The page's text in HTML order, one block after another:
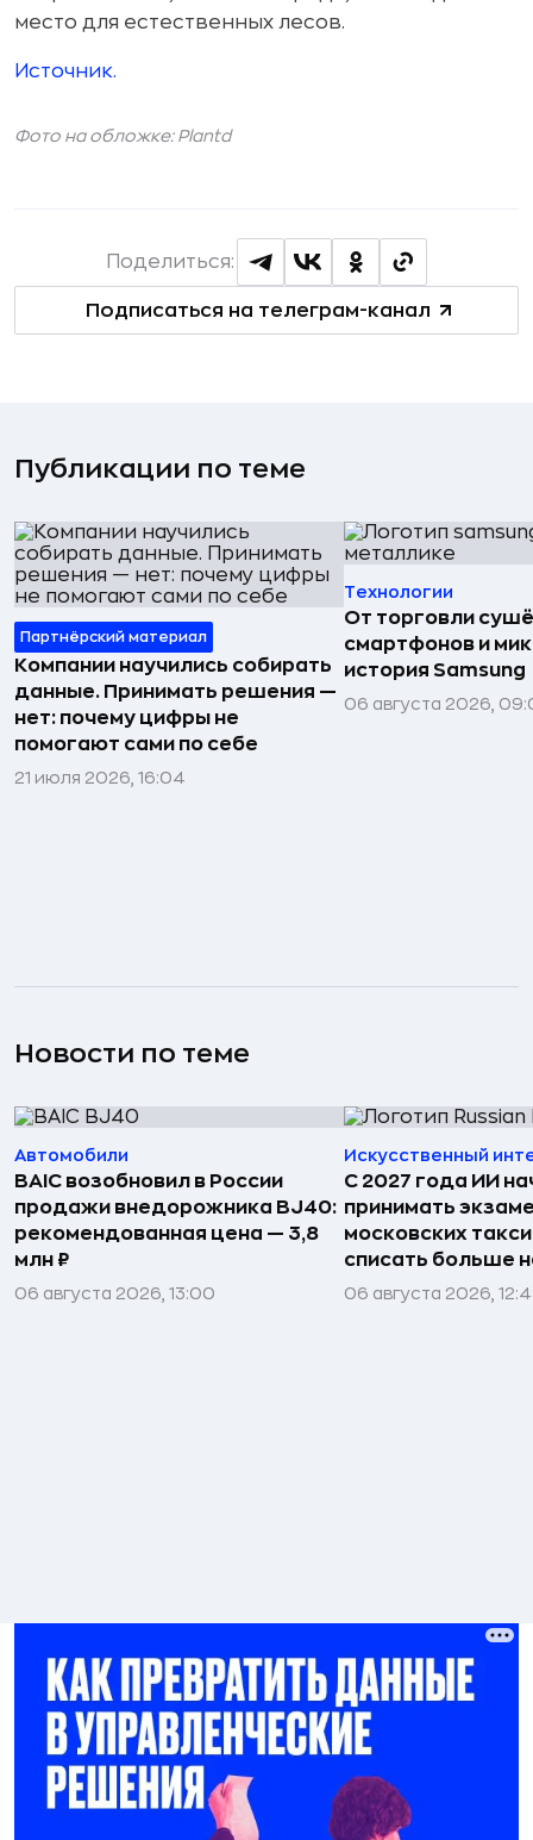
место для естественных лесов.
Источник.
Фото на обложке: Plantd
Подписаться на телеграм-канал
Поделиться:
Публикации по теме
Партнёрский материал
Компании научились собирать
данные. Принимать решения —
нет: почему цифры не
помогают сами по себе
21 июля 2026, 16:04
Технологии
От торговли
смартфонов и
история Samsung
06 августа 2026,
Новости по теме
Автомобили
BAIC возобновил в России
продажи внедорожника BJ40:
рекомендованная цена — 3,8
млн ₽
06 августа 2026, 13:00
Искусственный
С 2027 года ИИ
принимать
московских
списать больше
06 августа 2026,